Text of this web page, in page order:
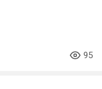
95